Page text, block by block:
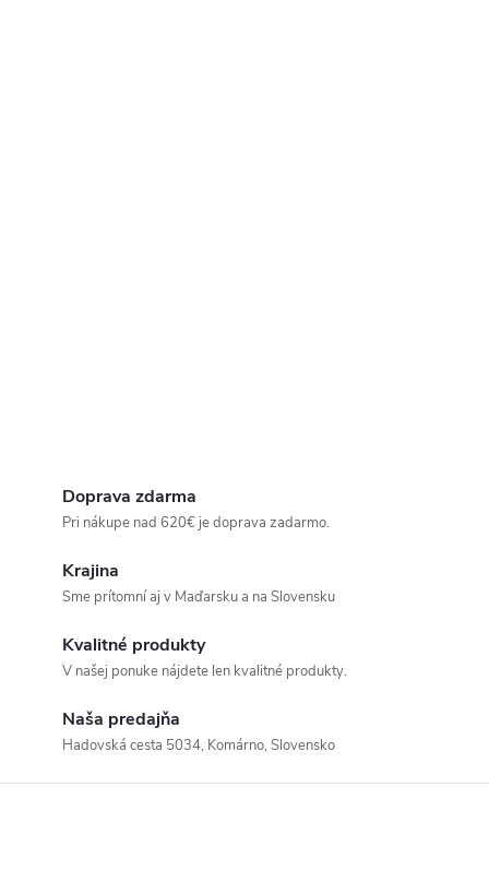
Doprava zdarma
Pri nákupe nad 620€ je doprava zadarmo.
Krajina
Sme prítomní aj v Maďarsku a na Slovensku
Kvalitné produkty
V našej ponuke nájdete len kvalitné produkty.
Naša predajňa
Hadovská cesta 5034, Komárno, Slovensko